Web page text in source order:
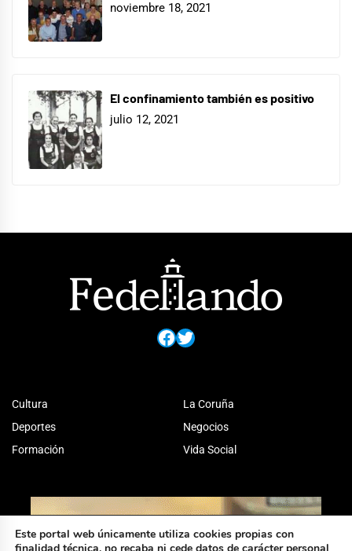
noviembre 18, 2021
El confinamiento también es positivo
julio 12, 2021
Facebook
Twitter
Cultura
Deportes
Formación
La Coruña
Negocios
Vida Social
Este portal web únicamente utiliza cookies propias con